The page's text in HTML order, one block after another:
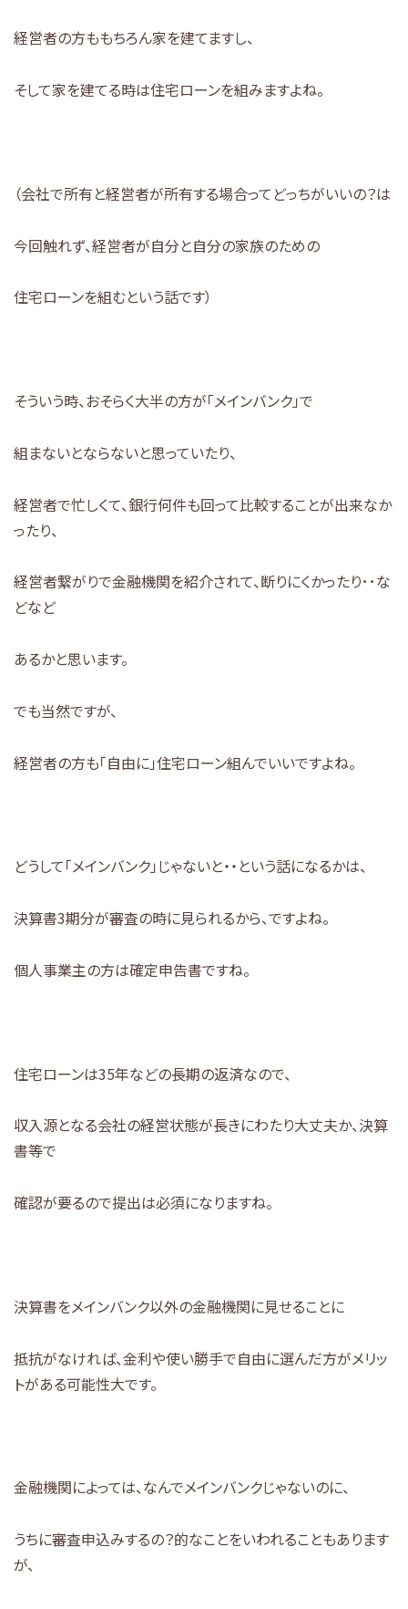
経営者の方ももちろん家を建てますし、
そして家を建てる時は住宅ローンを組みますよね。
（会社で所有と経営者が所有する場合ってどっちがいいの？は
今回触れず、経営者が自分と自分の家族のための
住宅ローンを組むという話です）
そういう時、おそらく大半の方が「メインバンク」で
組まないとならないと思っていたり、
経営者で忙しくて、銀行何件も回って比較することが出来なか
ったり、
経営者繋がりで金融機関を紹介されて、断りにくかったり･･な
どなど
あるかと思います。
でも当然ですが、
経営者の方も「自由に」住宅ローン組んでいいですよね。
どうして「メインバンク」じゃないと・・という話になるかは、
決算書3期分が審査の時に見られるから、ですよね。
個人事業主の方は確定申告書ですね。
住宅ローンは35年などの長期の返済なので、
収入源となる会社の経営状態が長きにわたり大丈夫か、決算
書等で
確認が要るので提出は必須になりますね。
決算書をメインバンク以外の金融機関に見せることに
抵抗がなければ、金利や使い勝手で自由に選んだ方がメリッ
トがある可能性大です。
金融機関によっては、なんでメインバンクじゃないのに、
うちに審査申込みするの？的なことをいわれることもあります
が、